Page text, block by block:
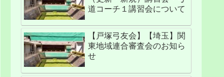
道コーチ１講習会について
【戸塚弓友会】【埼玉】関
東地域連合審査会のお知ら
せ